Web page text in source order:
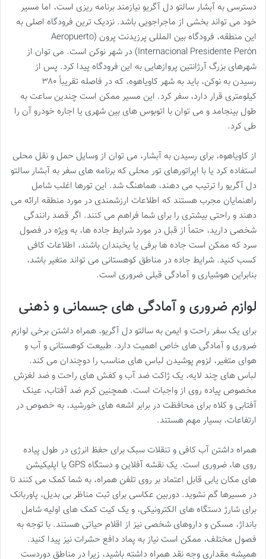
دسترسی به آبشار سالتو دل آگریو نیازمند برنامه ریزی است، اما مسیر
خود می تواند بخشی از ماجراجویی باشد. نزدیک ترین فرودگاه اصلی به
این منطقه، فرودگاه بین المللی پرزیدنت پرون (Aeropuerto
Internacional Presidente Perón) در شهر نوکن است. می توان از
شهرهای بزرگ آرژانتین پروازهایی به این فرودگاه پیدا کرد. پس از
رسیدن به نوکن، باید به شهر کاویاهوه، که در فاصله تقریباً ۳۸۰
کیلومتری قرار دارد، سفر کرد. این مسیر ممکن است چندین ساعت به
طول بینجامد و می توان با اتوبوس های بین شهری یا اجاره خودرو آن را
طی کرد.
از کاویاهوه، برای رسیدن به آبشار، می توان از وسایل حمل و نقل محلی
استفاده کرد یا با اپراتورهای تور محلی که برنامه های سفر به آبشار سالتو
دل آگریو را ترتیب می دهند، هماهنگ شد. این تورها اغلب شامل
راهنمایان مجرب هستند که اطلاعات ارزشمندی در مورد منطقه ارائه می
دهند و راحتی بیشتری را برای شما فراهم می کنند. اگر قصد رانندگی
شخصی دارید، حتماً از قبل در مورد شرایط جاده ها، به ویژه در فصول
سرد که ممکن است جاده ها برفی یا یخبندان باشند، اطلاعات کافی
کسب کنید. شرایط جاده در مناطق کوهستانی می تواند متغیر باشد،
بنابراین هوشیاری و آمادگی قبلی ضروری است.
لوازم ضروری و آمادگی های جسمانی و ذهنی
برای یک سفر راحت و ایمن به سالتو دل آگریو، همراه داشتن برخی لوازم
ضروری و آمادگی های خاص اهمیت دارد. طبیعت کوهستانی و آب و
هوای متغیر، لزوم پوشیدن لباس های مناسب را دوچندان می کند.
لباس های چند لایه، یک ژاکت ضد آب و کفش های راحت و ضد لغزش
مخصوص پیاده روی از واجبات است. همچنین کرم ضد آفتاب، عینک
آفتابی و کلاه برای محافظت در برابر اشعه های خورشید، به خصوص در
ارتفاعات، بسیار مهم هستند.
همراه داشتن آب کافی و تنقلات سبک برای حفظ انرژی در طول پیاده
روی ها، ضروری است. یک نقشه آفلاین و دستگاه GPS یا اپلیکیشن
های مکان یابی قابل اعتماد بر روی تلفن همراه، به شما کمک می کنند تا
در مسیرها گم نشوید. دوربین عکاسی برای ثبت مناظر بی بدیل، پاوربانک
برای شارژ دستگاه های الکترونیکی، و یک کیت کمک های اولیه شامل
بانداژ، مسکن و داروهای شخصی نیز از اقلام حیاتی هستند. با توجه به
فصول مختلف، ممکن است نیاز به پماد دافع حشرات نیز پیدا کنید.
همیشه مقداری وجه نقد همراه داشته باشید، زیرا در مناطق دوردست